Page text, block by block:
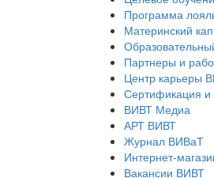
Программа
Материнский
Партнеры и
Центр карьеры
Сертификация и
ВИВТ Медиа
АРТ ВИВТ
Журнал ВИВаТ
Интернет-
Вакансии ВИВТ